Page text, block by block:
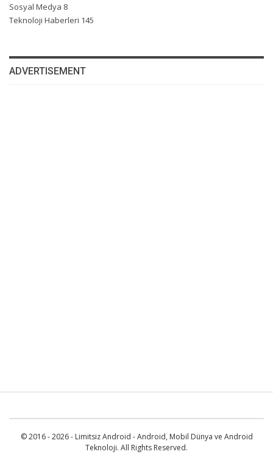
Sosyal Medya 8
Teknoloji Haberleri 145
ADVERTISEMENT
© 2016 - 2026 - Limitsiz Android - Android, Mobil Dünya ve Android
Teknoloji. All Rights Reserved.